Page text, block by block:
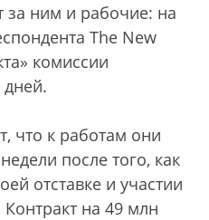
за ним и рабочие: на
The New
комиссии
дней.
что к работам они
после того, как
отставке и участии
на 49 млн